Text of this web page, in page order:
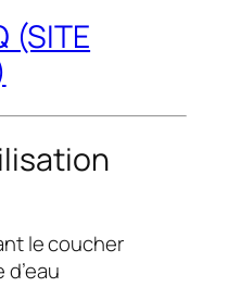
(SITE
le coucher